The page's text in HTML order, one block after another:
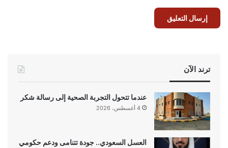
ترند الآن
عندما تتحول التجربة الصحية إلى رسالة شكر
4 أغسطس، 2026
العسل السعودي.. جودة تتنامى ودعم حكومي